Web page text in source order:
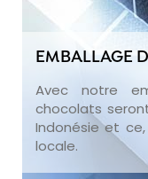
EMBALLAGE
Avec notre
chocolats
Indonésie et
locale.